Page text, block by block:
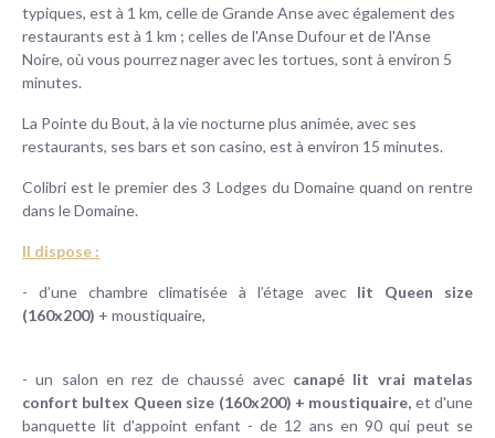
typiques, est à 1 km, celle de Grande Anse avec également des
restaurants est à 1 km ; celles de l'Anse Dufour et de l'Anse
Noire, où vous pourrez nager avec les tortues, sont à environ 5
minutes.
La Pointe du Bout, à la vie nocturne plus animée, avec ses
restaurants, ses bars et son casino, est à environ 15 minutes.
Colibri est le premier des 3 Lodges du Domaine quand on rentre
dans le Domaine.
Il dispose :
- d’une chambre climatisée à l’étage avec lit Queen size
(160x200) + moustiquaire,
- un salon en rez de chaussé avec canapé lit vrai matelas
confort bultex Queen size (160x200) + moustiquaire, et d'une
banquette lit d'appoint enfant - de 12 ans en 90 qui peut se